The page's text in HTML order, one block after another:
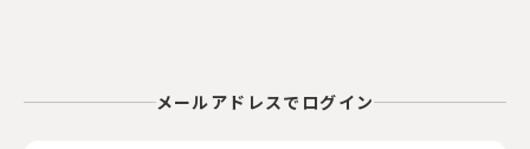
メールアドレスでログイン